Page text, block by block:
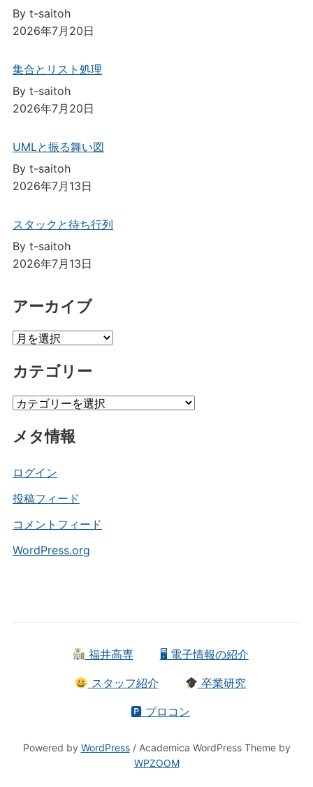
By t-saitoh
2026年7月20日
集合とリスト処理
By t-saitoh
2026年7月20日
UMLと振る舞い図
By t-saitoh
2026年7月13日
スタックと待ち行列
By t-saitoh
2026年7月13日
アーカイブ
ア
カ
ブ
カテゴリー
カ
ゴ
ー
メタ情報
ログイン
投稿フィード
コメントフィード
WordPress.org
福井高専 🖥 電子情報の紹介
スタッフ紹介 卒業研究
🅿 プロコン
Powered by WordPress/ Academica WordPress Theme by
WPZOOM